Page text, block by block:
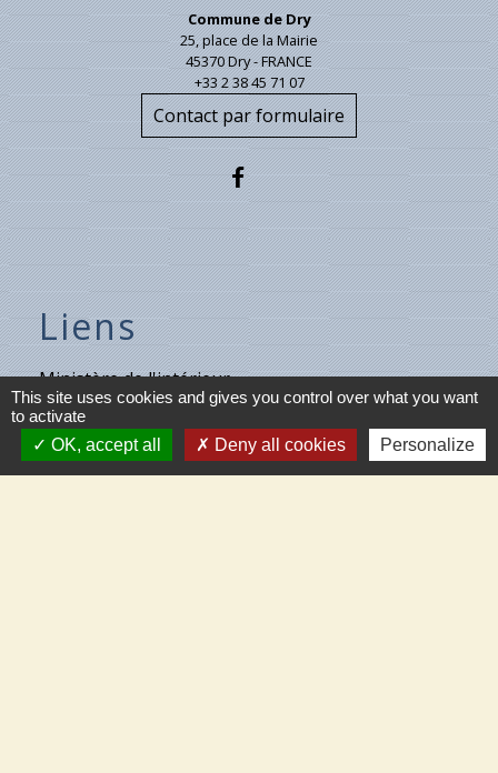
Commune de Dry
25, place de la Mairie
45370 Dry - FRANCE
+33 2 38 45 71 07
Contact par formulaire
Liens
Ministère de l'intérieur
Météo France
Vigicrues
This site uses cookies and gives you control over what you want
to activate
OK, accept all
Deny all cookies Personalize